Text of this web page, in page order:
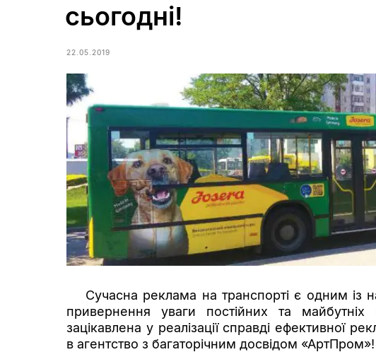
сьогодні!
22.05.2019
Сучасна реклама на транспорті є одним із
привернення уваги постійних та
зацікавлена у реалізації справді ефективної
в агентство з багаторічним досвідом